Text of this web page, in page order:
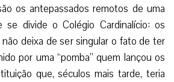
os antepassados remotos de uma
divide o Colégio Cardinalício: os
não deixa de ser singular o fato de ter
por uma “pomba” quem lançou os
que, séculos mais tarde, teria